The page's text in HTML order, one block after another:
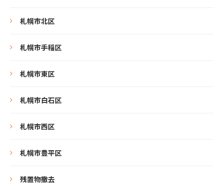
札幌市北区
札幌市手稲区
札幌市東区
札幌市白石区
札幌市西区
札幌市豊平区
残置物撤去